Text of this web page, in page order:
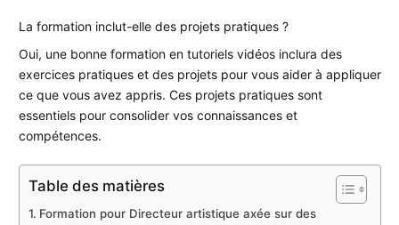
La formation inclut-elle des projets pratiques ?
Oui, une bonne formation en tutoriels vidéos inclura des
exercices pratiques et des projets pour vous aider à appliquer
ce que vous avez appris. Ces projets pratiques sont
essentiels pour consolider vos connaissances et
compétences.
Table des matières
Formation pour Directeur artistique axée sur des